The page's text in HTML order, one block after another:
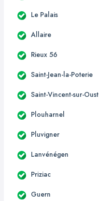
Le Palais
Allaire
Rieux 56
Saint-Jean-la-Poterie
Saint-Vincent-sur-Oust
Plouharnel
Pluvigner
Lanvénégen
Priziac
Guern